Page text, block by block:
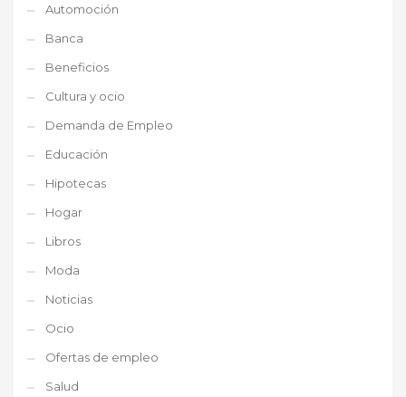
Automoción
Banca
Beneficios
Cultura y ocio
Demanda de Empleo
Educación
Hipotecas
Hogar
Libros
Moda
Noticias
Ocio
Ofertas de empleo
Salud